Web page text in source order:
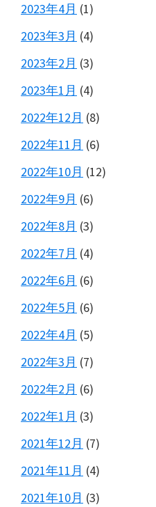
2023年4月 (1)
2023年3月 (4)
2023年2月 (3)
2023年1月 (4)
2022年12月 (8)
2022年11月 (6)
2022年10月 (12)
2022年9月 (6)
2022年8月 (3)
2022年7月 (4)
2022年6月 (6)
2022年5月 (6)
2022年4月 (5)
2022年3月 (7)
2022年2月 (6)
2022年1月 (3)
2021年12月 (7)
2021年11月 (4)
2021年10月 (3)